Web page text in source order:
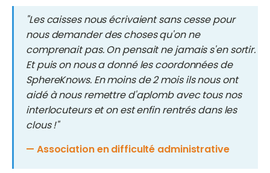
"Les caisses nous écrivaient sans cesse pour
nous demander des choses qu'on ne
comprenait pas. On pensait ne jamais s'en sortir.
Et puis on nous a donné les coordonnées de
SphereKnows. En moins de 2 mois ils nous ont
aidé à nous remettre d'aplomb avec tous nos
interlocuteurs et on est enfin rentrés dans les
clous !"
— Association en difficulté administrative